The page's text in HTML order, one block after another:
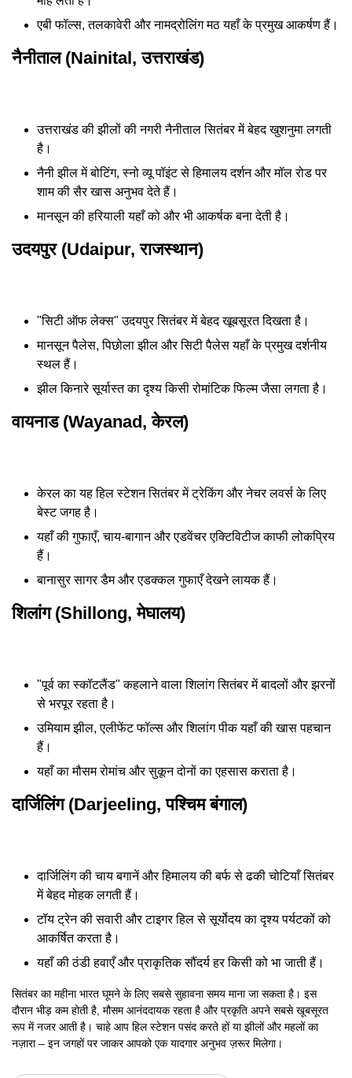
एबी फॉल्स, तलकावेरी और नामद्रोलिंग मठ यहाँ के प्रमुख आकर्षण हैं।
नैनीताल (Nainital, उत्तराखंड)
उत्तराखंड की झीलों की नगरी नैनीताल सितंबर में बेहद खुशनुमा लगती
है।
नैनी झील में बोटिंग, स्नो व्यू पॉइंट से हिमालय दर्शन और मॉल रोड पर
शाम की सैर खास अनुभव देते हैं।
मानसून की हरियाली यहाँ को और भी आकर्षक बना देती है।
उदयपुर (Udaipur, राजस्थान)
"सिटी ऑफ लेक्स" उदयपुर सितंबर में बेहद खूबसूरत दिखता है।
मानसून पैलेस, पिछोला झील और सिटी पैलेस यहाँ के प्रमुख दर्शनीय
स्थल हैं।
झील किनारे सूर्यास्त का दृश्य किसी रोमांटिक फिल्म जैसा लगता है।
वायनाड (Wayanad, केरल)
केरल का यह हिल स्टेशन सितंबर में ट्रेकिंग और नेचर लवर्स के लिए
बेस्ट जगह है।
यहाँ की गुफाएँ, चाय-बागान और एडवेंचर एक्टिविटीज काफी लोकप्रिय
हैं।
बानासुर सागर डैम और एडक्कल गुफाएँ देखने लायक हैं।
शिलांग (Shillong, मेघालय)
"पूर्व का स्कॉटलैंड" कहलाने वाला शिलांग सितंबर में बादलों और झरनों
से भरपूर रहता है।
उमियाम झील, एलीफेंट फॉल्स और शिलांग पीक यहाँ की खास पहचान
हैं।
यहाँ का मौसम रोमांच और सुकून दोनों का एहसास कराता है।
दार्जिलिंग (Darjeeling, पश्चिम बंगाल)
दार्जिलिंग की चाय बगानें और हिमालय की बर्फ से ढकी चोटियाँ सितंबर
में बेहद मोहक लगती हैं।
टॉय ट्रेन की सवारी और टाइगर हिल से सूर्योदय का दृश्य पर्यटकों को
आकर्षित करता है।
यहाँ की ठंडी हवाएँ और प्राकृतिक सौंदर्य हर किसी को भा जाती हैं।
सितंबर का महीना भारत घूमने के लिए सबसे सुहावना समय माना जा सकता है। इस
दौरान भीड़ कम होती है, मौसम आनंददायक रहता है और प्रकृति अपने सबसे खूबसूरत
रूप में नजर आती है। चाहे आप हिल स्टेशन पसंद करते हों या झीलों और महलों का
नज़ारा – इन जगहों पर जाकर आपको एक यादगार अनुभव ज़रूर मिलेगा।